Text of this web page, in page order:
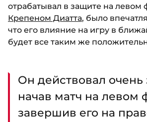
отрабатывал в защите на левом
Крепеном Диатта, было
что его влияние на игру в
будет все таким же
Он действовал очень
начав матч на левом
завершив его на